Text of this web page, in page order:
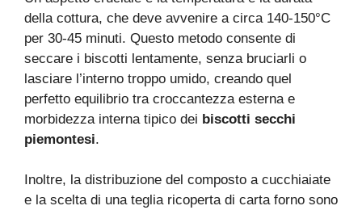
della cottura, che deve avvenire a circa 140-150°C
per 30-45 minuti. Questo metodo consente di
seccare i biscotti lentamente, senza bruciarli o
lasciare l’interno troppo umido, creando quel
perfetto equilibrio tra croccantezza esterna e
morbidezza interna tipico dei biscotti secchi
piemontesi.
Inoltre, la distribuzione del composto a cucchiaiate
e la scelta di una teglia ricoperta di carta forno sono